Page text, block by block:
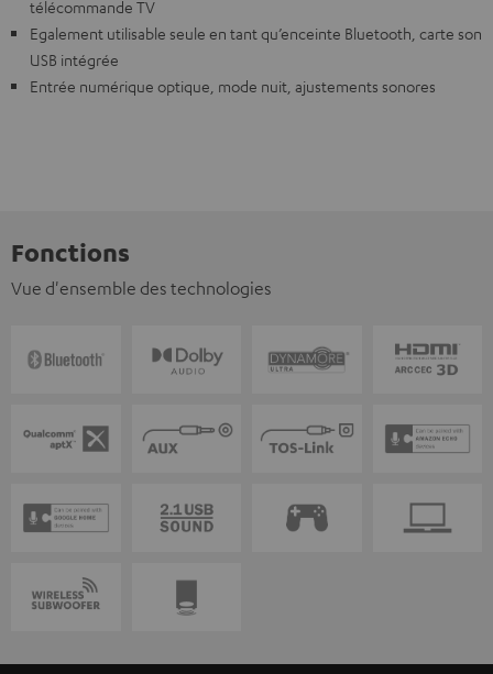
télécommande TV
Egalement utilisable seule en tant qu’enceinte Bluetooth, carte son
USB intégrée
Entrée numérique optique, mode nuit, ajustements sonores
Fonctions
Vue d'ensemble des technologies